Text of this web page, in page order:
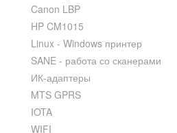
Canon LBP
HP CM1015
Linux - Windows принтер
SANE - работа со сканерами
ИК-адаптеры
MTS GPRS
IOTA
WIFI